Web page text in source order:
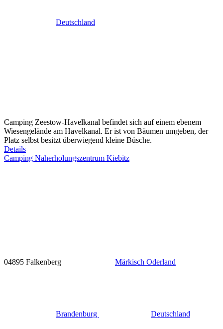
Deutschland
Camping Zeestow-Havelkanal befindet sich auf einem ebenem
Wiesengelände am Havelkanal. Er ist von Bäumen umgeben, der
Platz selbst besitzt überwiegend kleine Büsche.
Details
Camping Naherholungszentrum Kiebitz
04895 Falkenberg Märkisch Oderland
Brandenburg Deutschland